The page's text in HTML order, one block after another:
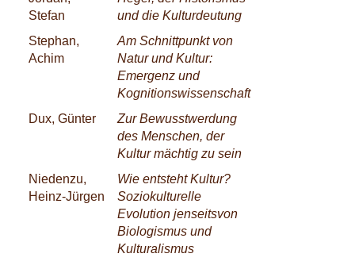
Stefan
und die Kulturdeutung
Stephan,
Achim
Am Schnittpunkt von
Natur und Kultur:
Emergenz und
Kognitionswissenschaft
Dux, Günter
Zur Bewusstwerdung
des Menschen, der
Kultur mächtig zu sein
Niedenzu,
Heinz-Jürgen
Wie entsteht Kultur?
Soziokulturelle
Evolution jenseitsvon
Biologismus und
Kulturalismus